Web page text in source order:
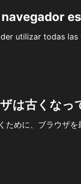
utilizar todas
は古くなっ
めに、ブラウザを